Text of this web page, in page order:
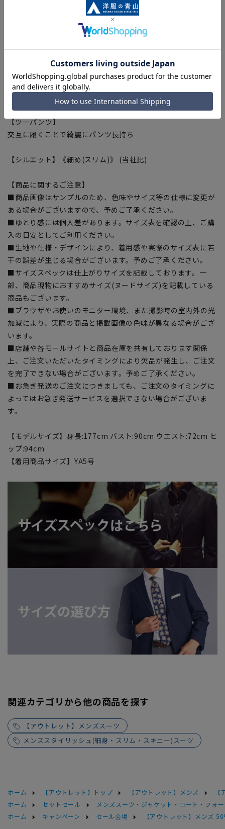
身体の動きを阻害しない抜群の着心地
【アクティブムーブ】
表地の伸縮に追随するストレッチ裏地
伸縮性や生地の特性によってシワになりにくい
【ウエストストレッチ】
ウエストに横方向のストレッチ性を与え腰周り快適
【形状記憶プリーツ】
いつでもパリッとしたプリーツラインを実現
【ツーパンツ】
交互に履くことで綺麗にパンツ長持ち
【シルエット】《細め(スリム)》 (当社比)
【商品に関するご注意】
■商品画像はサンプルのため、色味やサイズ等の仕様に変更が
ある場合がございますので、予めご了承ください。
■ゆとり感には個人差があります。サイズ表を確認の上、ご購
入の目安としてご利用ください。
■生地や仕様・デザインにより、着用感や実際のサイズ表に若
干の誤差が生じる場合がございます。予めご了承ください。
■サイズスペックは仕上がりサイズを記載しております。一
部、商品現物におすすめサイズ(ヌードサイズ)を記載している
商品もございます。
■ブラウザやお使いのモニター環境、また撮影時の室内外の光
加減により、実際の商品と掲載画像の色味が異なる場合がござ
います。
■店舗や各モールサイトと商品在庫を共有しております関係
上、ご注文いただいたタイミングにより欠品が発生し、ご注文
を完了できない場合がございます。予めご了承ください。
■お急ぎ発送のご注文につきましても、ご注文のタイミングに
よってはお急ぎ発送サービスを選択できない場合がございま
す。
【モデルサイズ】身長:177cm バスト:90cm ウエスト:72cm ヒ
ップ:94cm
【着用商品サイズ】YA5号
関連カテゴリから他の商品を探す
【アウトレット】メンズスーツ
メンズスタイリッシュ(細身・スリム・スキニー)スーツ
ホーム 【アウトレット】トップ 【アウトレット】メンズ
ホーム
セットセール
メンズスーツ・ジャケット・コート・フォ
ホーム
キャンペーン セール会場 【アウトレット】メンズ